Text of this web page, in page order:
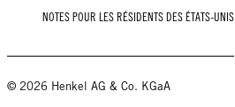
NOTES POUR LES RÉSIDENTS DES ÉTATS-UNIS
© 2026 Henkel AG & Co. KGaA